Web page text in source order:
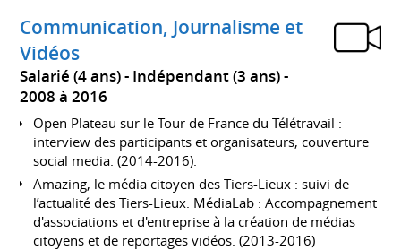
Communication, Journalisme et
Vidéos
Salarié (4 ans) - Indépendant (3 ans)
2008 à 2016
Open Plateau sur le Tour de France du Télétravail :
interview des participants et organisateurs, couverture
social media. (2014-2016).
Amazing, le média citoyen des Tiers-Lieux : suivi de
l’actualité des Tiers-Lieux. MédiaLab : Accompagnement
d'associations et d'entreprise à la création de médias
citoyens et de reportages vidéos. (2013-2016)